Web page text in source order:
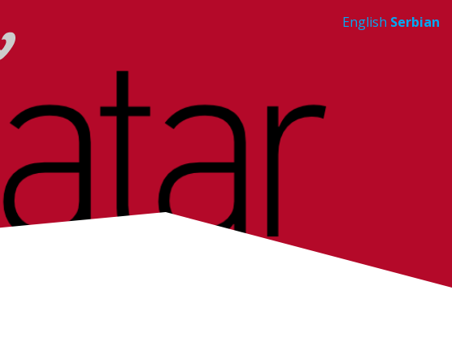
English Serbian